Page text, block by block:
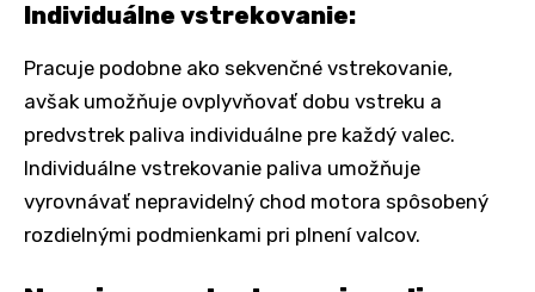
Individuálne vstrekovanie:
Pracuje podobne ako sekvenčné vstrekovanie,
avšak umožňuje ovplyvňovať dobu vstreku a
predvstrek paliva individuálne pre každý valec.
Individuálne vstrekovanie paliva umožňuje
vyrovnávať nepravidelný chod motora spôsobený
rozdielnými podmienkami pri plnení valcov.